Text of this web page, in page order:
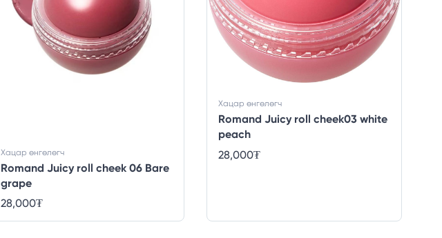
Romand Juicy roll cheek 06 Bare
grape
Хацар өнгөлөгч
28,000₮
Romand Juicy roll cheek03 white
peach
Хацар өнгөлөгч
28,000₮